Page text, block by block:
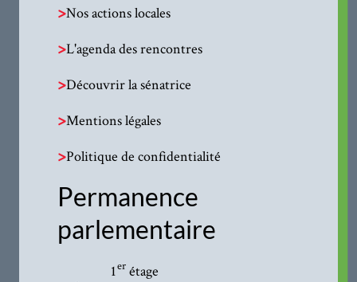
>Nos actions locales
>L'agenda des rencontres
>Découvrir la sénatrice
>Mentions légales
>Politique de confidentialité
Permanence
parlementaire
1erétage